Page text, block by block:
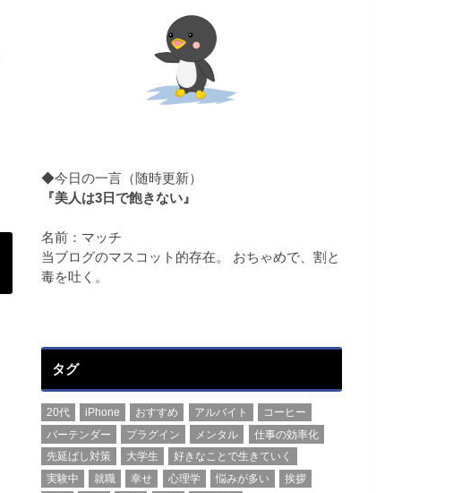
◆今日の一言（随時更新）
『美人は3日で飽きない』
名前：マッチ
当ブログのマスコット的存在。 おちゃめで、割と
毒を吐く。
タグ
20代 iPhone おすすめ アルバイト
コーヒー
バーテンダー
プラグイン メンタル
仕事の効率化
先延ばし対策
大学生
好きなことで生きていく
実験中
就職 幸せ 心理学 悩みが多い
挨拶